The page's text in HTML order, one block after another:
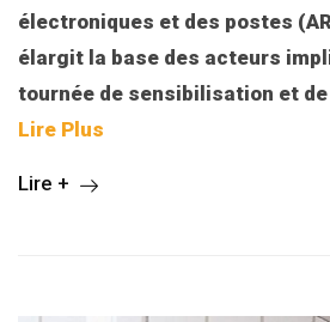
électroniques et des postes
élargit la base des acteurs
tournée de sensibilisation et
Lire Plus
Lire +